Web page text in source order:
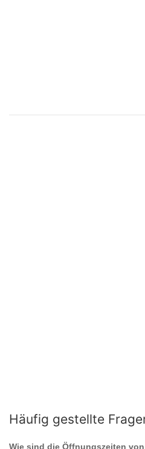
Häufig gestellte
Wie sind die Öffnungszeiten von